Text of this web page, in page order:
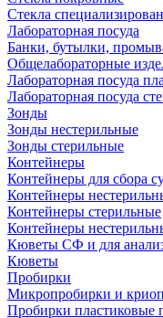
Стекла
Лабораторная посуда
Банки, бутылки,
Общелабораторные
Лабораторная посуда
Лабораторная посуда
Зонды
Зонды нестерильные
Зонды стерильные
Контейнеры
Контейнеры для сбора
Контейнеры
Контейнеры стерильные
Контейнеры
Кюветы СФ и для
Кюветы
Пробирки
Микропробирки и
Пробирки пластиковые